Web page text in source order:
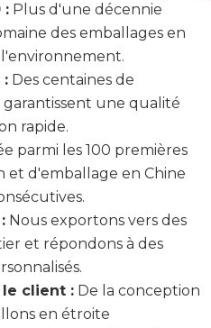
: Plus d'une décennie
des emballages en
: Des centaines de
garantissent une qualité
rapide.
parmi les 100 premières
et d'emballage en Chine
Nous exportons vers des
et répondons à des
client : De la conception
en étroite